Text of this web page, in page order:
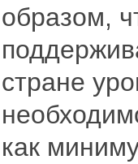
образом,
стране
как